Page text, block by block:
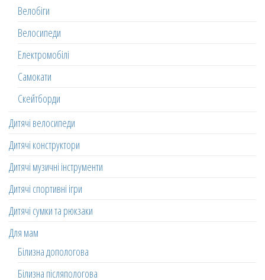
Велобіги
Велосипеди
Електромобілі
Самокати
Скейтборди
Дитячі велосипеди
Дитячі конструктори
Дитячі музичні інструменти
Дитячі спортивні ігри
Дитячі сумки та рюкзаки
Для мам
Білизна допологова
Білизна післяпологова